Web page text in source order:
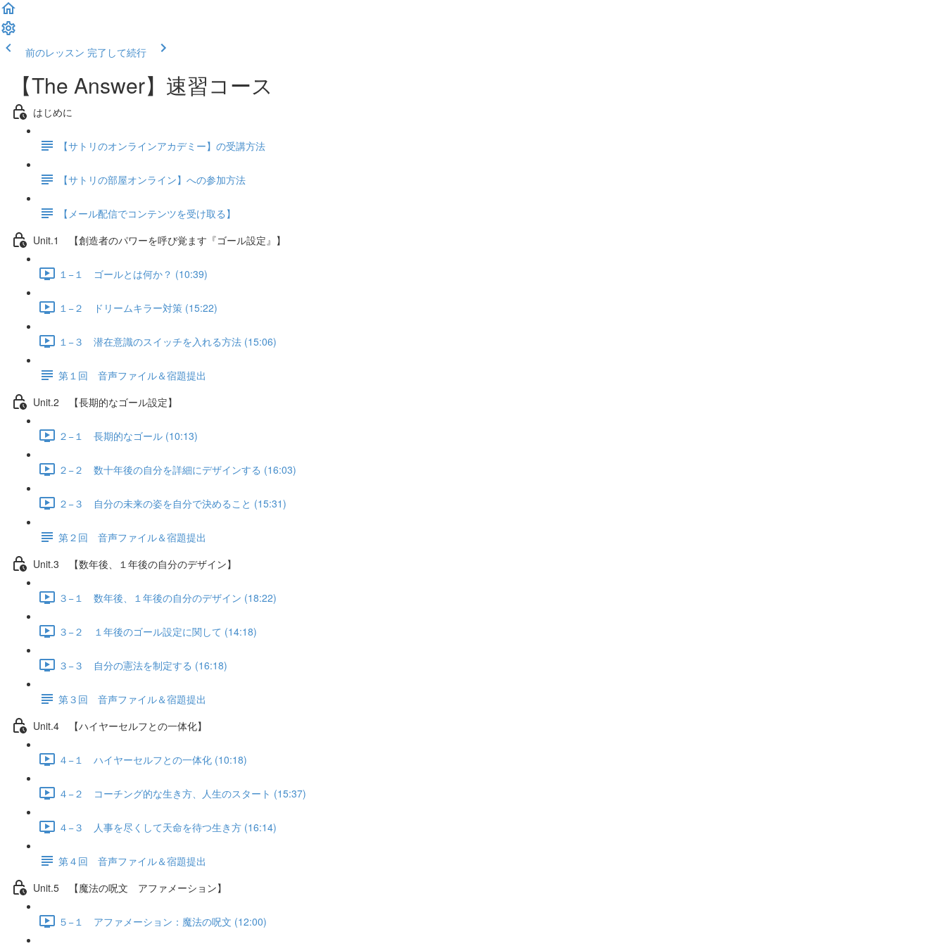
前のレッスン 完了して続行
【The Answer】速習コース
はじめに
【サトリのオンラインアカデミー】の受講方法
【サトリの部屋オンライン】への参加方法
【メール配信でコンテンツを受け取る】
Unit.1 【創造者のパワーを呼び覚ます『ゴール設定』】
１−１ ゴールとは何か？ (10:39)
１−２ ドリームキラー対策 (15:22)
１−３ 潜在意識のスイッチを入れる方法 (15:06)
第１回 音声ファイル＆宿題提出
Unit.2 【長期的なゴール設定】
２−１ 長期的なゴール (10:13)
２−２ 数十年後の自分を詳細にデザインする (16:03)
２−３ 自分の未来の姿を自分で決めること (15:31)
第２回 音声ファイル＆宿題提出
Unit.3 【数年後、１年後の自分のデザイン】
３−１ 数年後、１年後の自分のデザイン (18:22)
３−２ １年後のゴール設定に関して (14:18)
３−３ 自分の憲法を制定する (16:18)
第３回 音声ファイル＆宿題提出
Unit.4 【ハイヤーセルフとの一体化】
４−１ ハイヤーセルフとの一体化 (10:18)
４−２ コーチング的な生き方、人生のスタート (15:37)
４−３ 人事を尽くして天命を待つ生き方 (16:14)
第４回 音声ファイル＆宿題提出
Unit.5 【魔法の呪文 アファメーション】
５−１ アファメーション：魔法の呪文 (12:00)